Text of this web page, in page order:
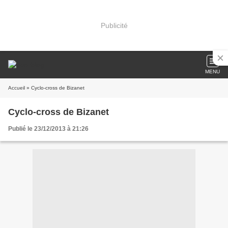
Publicité
MENU
Accueil » Cyclo-cross de Bizanet
Cyclo-cross de Bizanet
Publié le 23/12/2013 à 21:26